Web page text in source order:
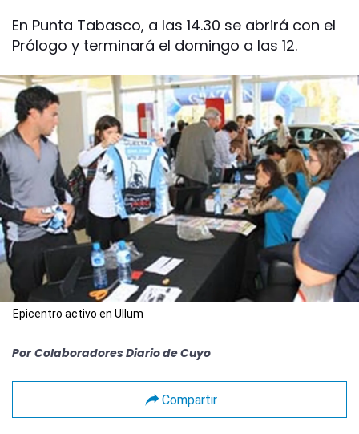
En Punta Tabasco, a las 14.30 se abrirá con el
Prólogo y terminará el domingo a las 12.
Epicentro activo en Ullum
Por Colaboradores Diario de Cuyo
Compartir